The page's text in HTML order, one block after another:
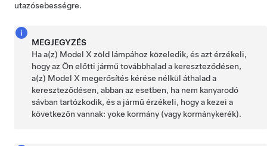
utazósebességre.
MEGJEGYZÉS
Ha a(z) Model X zöld lámpához közeledik, és azt érzékeli,
hogy az Ön előtti jármű továbbhalad a kereszteződésen,
a(z) Model X megerősítés kérése nélkül áthalad a
kereszteződésen, abban az esetben, ha nem kanyarodó
sávban tartózkodik, és a jármű érzékeli, hogy a kezei a
következőn vannak:yoke kormány (vagy kormánykerék).